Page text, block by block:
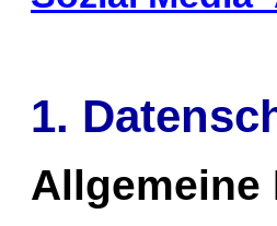
1.
Allgemeine